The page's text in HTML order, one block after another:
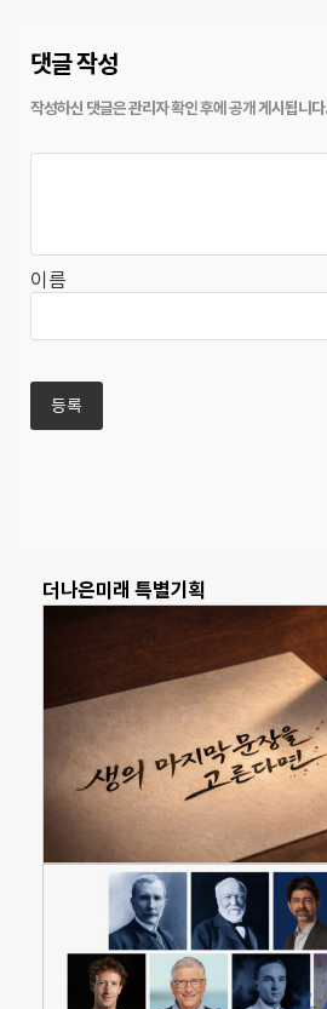
댓글 작성
이름
더나은미래 특별기획